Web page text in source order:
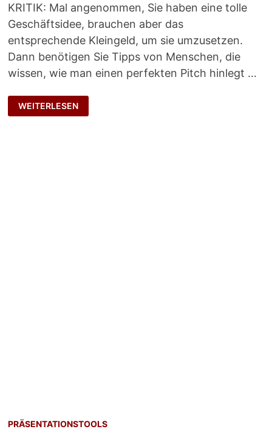
KRITIK: Mal angenommen, Sie haben eine tolle
Geschäftsidee, brauchen aber das
entsprechende Kleingeld, um sie umzusetzen.
Dann benötigen Sie Tipps von Menschen, die
wissen, wie man einen perfekten Pitch hinlegt …
PERFEKTER
PITCH
WEITERLESEN
PRÄSENTATIONSTOOLS